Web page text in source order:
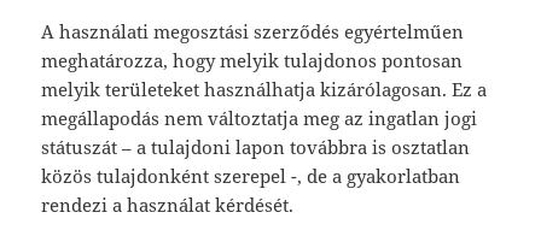
A használati megosztási szerződés egyértelműen
meghatározza, hogy melyik tulajdonos pontosan
melyik területeket használhatja kizárólagosan. Ez a
megállapodás nem változtatja meg az ingatlan jogi
státuszát – a tulajdoni lapon továbbra is osztatlan
közös tulajdonként szerepel -, de a gyakorlatban
rendezi a használat kérdését.